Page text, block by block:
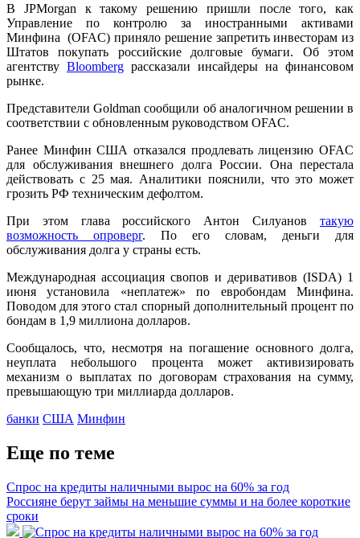
В JPMorgan к такому решению пришли после того, как
Управление по контролю за иностранными активами
Минфина (OFAC) приняло решение запретить инвесторам из
Штатов покупать российские долговые бумаги. Об этом
агентству Bloomberg рассказали инсайдеры на финансовом
рынке.
Представители Goldman сообщили об аналогичном решении в
соответствии с обновленным руководством OFAC.
Ранее Минфин США отказался продлевать лицензию OFAC
для обслуживания внешнего долга России. Она перестала
действовать с 25 мая. Аналитики пояснили, что это может
грозить РФ техническим дефолтом.
При этом глава российского Антон Силуанов такую
возможность опроверг. По его словам, деньги для
обслуживания долга у страны есть.
Международная ассоциация свопов и деривативов (ISDA) 1
июня установила «неплатеж» по евробондам Минфина.
Поводом для этого стал спорный дополнительный процент по
бондам в 1,9 миллиона долларов.
Сообщалось, что, несмотря на погашение основного долга,
неуплата небольшого процента может активизировать
механизм о выплатах по договорам страхования на сумму,
превышающую три миллиарда долларов.
банки США Минфин
Еще по теме
Спрос на кредиты наличными вырос на 60% за год
Россияне берут займы на меньшие суммы и на более короткие
сроки